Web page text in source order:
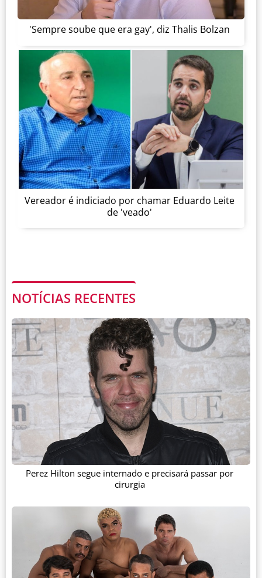
'Sempre soube que era gay', diz Thalis Bolzan
Vereador é indiciado por chamar Eduardo Leite
de 'veado'
NOTÍCIAS RECENTES
Perez Hilton segue internado e precisará passar por
cirurgia